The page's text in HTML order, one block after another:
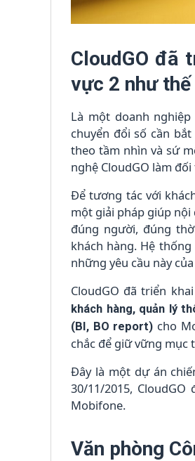
CloudGO đã
vực 2 như thế
Là một doanh
chuyển đổi số cần
theo tầm nhìn và sứ
nghệ CloudGO làm
Để tương tác với
một giải pháp giúp
đúng người, đúng
khách hàng. Hệ
những yêu cầu này
CloudGO đã triển
khách hàng, quản lý
(BI, BO report) cho
chắc để giữ vững mục
Đây là một dự án
30/11/2015,
Mobifone.
Văn phòng